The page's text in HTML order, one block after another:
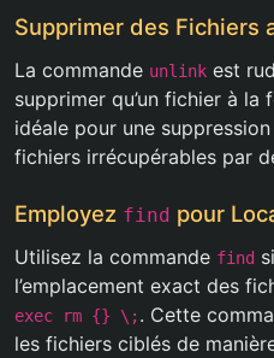
Supprimer des Fichiers
La commande unlink est
supprimer qu’un fichier à la
idéale pour une
fichiers irrécupérables par
Employez find pour
Utilisez la commande find
l’emplacement exact des
exec rm {} \;. Cette
les fichiers ciblés de